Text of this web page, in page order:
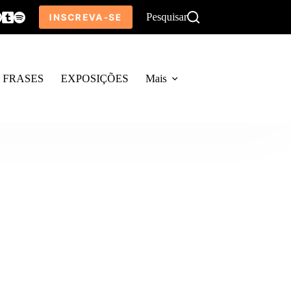
INSCREVA-SE Pesquisar
FRASES EXPOSIÇÕES Mais